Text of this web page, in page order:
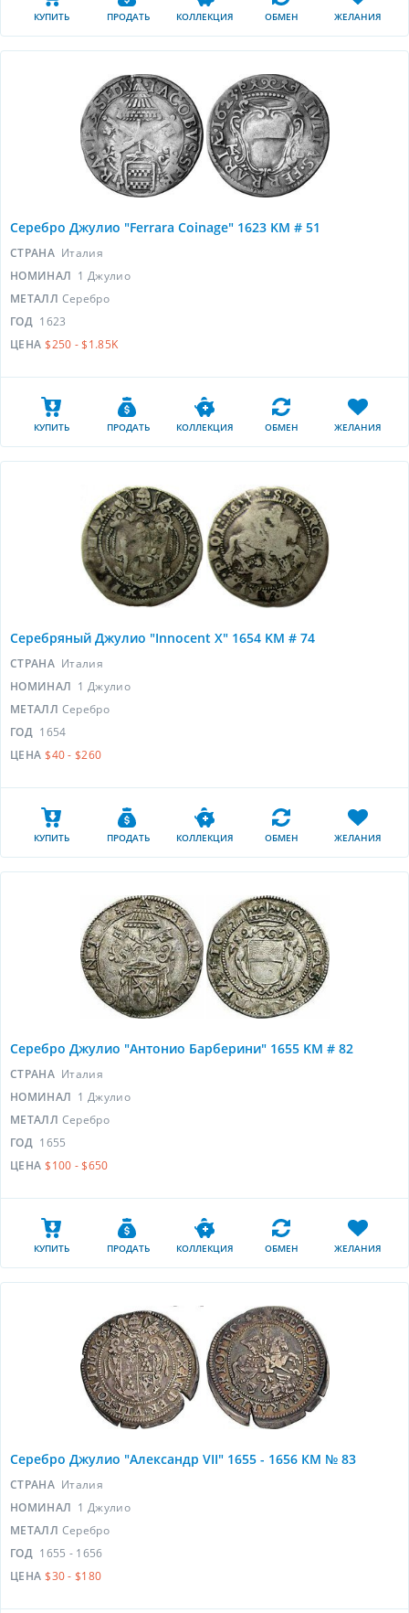
КУПИТЬ ПРОДАТЬ КОЛЛЕКЦИЯ ОБМЕН ЖЕЛАНИЯ
Серебро Джулио "Ferrara Coinage" 1623 KM # 51
СТРАНА Италия
НОМИНАЛ 1 Джулио
МЕТАЛЛ Серебро
ГОД 1623
ЦЕНА $250 - $1.85K
КУПИТЬ ПРОДАТЬ КОЛЛЕКЦИЯ ОБМЕН ЖЕЛАНИЯ
Серебряный Джулио "Innocent X" 1654 KM # 74
СТРАНА Италия
НОМИНАЛ 1 Джулио
МЕТАЛЛ Серебро
ГОД 1654
ЦЕНА $40 - $260
КУПИТЬ ПРОДАТЬ КОЛЛЕКЦИЯ ОБМЕН ЖЕЛАНИЯ
Серебро Джулио "Антонио Барберини" 1655 KM # 82
СТРАНА Италия
НОМИНАЛ 1 Джулио
МЕТАЛЛ Серебро
ГОД 1655
ЦЕНА $100 - $650
КУПИТЬ ПРОДАТЬ КОЛЛЕКЦИЯ ОБМЕН ЖЕЛАНИЯ
Серебро Джулио "Александр VII" 1655 - 1656 КМ № 83
СТРАНА Италия
НОМИНАЛ 1 Джулио
МЕТАЛЛ Серебро
ГОД 1655 - 1656
ЦЕНА $30 - $180